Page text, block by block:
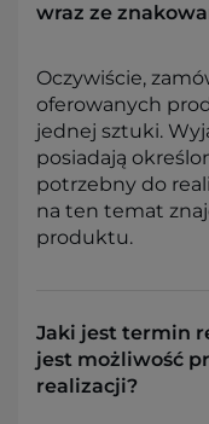
wraz ze
Oczywiście,
oferowanych
jednej sztuki.
posiadają
potrzebny do
na ten temat
produktu.
Jaki jest termin
jest możliwość
realizacji?